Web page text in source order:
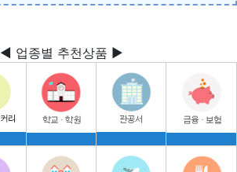
◀ 업종별 추천상품 ▶